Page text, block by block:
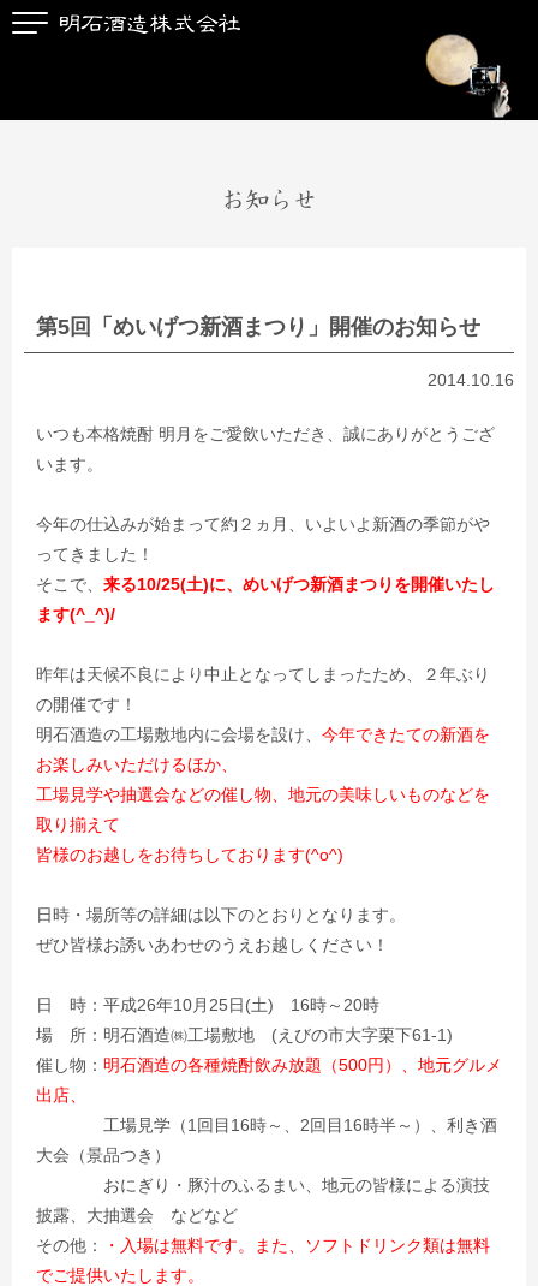
お知らせ
第5回「めいげつ新酒まつり」開催のお知らせ
2014.10.16
いつも本格焼酎 明月をご愛飲いただき、誠にありがとうござ
います。
今年の仕込みが始まって約２ヵ月、いよいよ新酒の季節がや
ってきました！
そこで、 来る10/25(土)に、めいげつ新酒まつりを開催いたし
ます(^_^)/
昨年は天候不良により中止となってしまったため、２年ぶり
の開催です！
明石酒造の工場敷地内に会場を設け、 今年できたての新酒を
お楽しみいただけるほか、
工場見学や抽選会などの催し物、地元の美味しいものなどを
取り揃えて
皆様のお越しをお待ちしております(^o^)
日時・場所等の詳細は以下のとおりとなります。
ぜひ皆様お誘いあわせのうえお越しください！
日 時：平成26年10月25日(土) 16時～20時
場 所：明石酒造㈱工場敷地 (えびの市大字栗下61-1)
催し物： 明石酒造の各種焼酎飲み放題（500円）、地元グルメ
出店、
工場見学（1回目16時～、2回目16時半～）、利き酒
大会（景品つき）
おにぎり・豚汁のふるまい、地元の皆様による演技
披露、大抽選会 などなど
その他：
・入場は無料です。また、ソフトドリンク類は無料
でご提供いたします。